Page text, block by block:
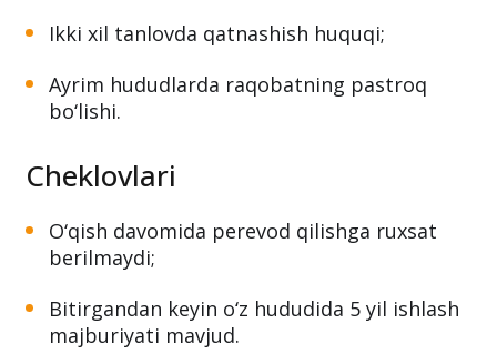
Ikki xil tanlovda qatnashish huquqi;
Ayrim hududlarda raqobatning pastroq
bo‘lishi.
Cheklovlari
O‘qish davomida perevod qilishga ruxsat
berilmaydi;
Bitirgandan keyin o‘z hududida 5 yil ishlash
majburiyati mavjud.